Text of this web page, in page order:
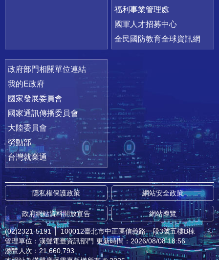
福利事業管理處
國軍人才招募中心
全民國防教育全球資訊網
政府部門相關單位連結
我的E政府
國家發展委員會
國家通訊傳播委員會
大陸委員會
勞動部
台灣就業通
隱私權保護政策 網站安全政策
政府網站資料開放宣告 網站導覽
(02)2321-5191 │ 100012臺北市中正區信義路一段3號五樓B棟
管理單位：漢聲電臺資訊部門 更新時間：2026/08/08 18:56
瀏覽人次：21,660,793